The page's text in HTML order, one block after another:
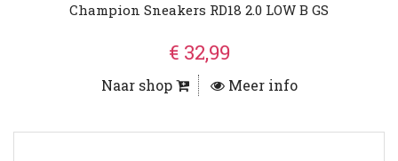
Champion Sneakers RD18 2.0 LOW B GS
€ 32,99
Naar shop Meer info